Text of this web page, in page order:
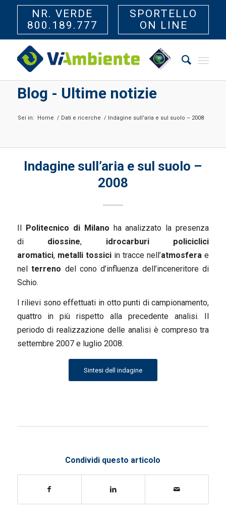
NR. VERDE
800.189.777
SPORTELLO
ON LINE
Blog - Ultime notizie
Sei in: Home / Dati e ricerche / Indagine sull’aria e sul suolo – 2008
Indagine sull’aria e sul suolo –
2008
Il Politecnico di Milano ha analizzato la presenza
di diossine, idrocarburi policiclici
aromatici, metalli tossiciin tracce nell’atmosferae
nelterreno del cono d’influenza dell’inceneritore di
Schio.
I rilievi sono effettuati in otto punti di campionamento,
quattro in più rispetto alla precedente analisi. Il
periodo di realizzazione delle analisi è compreso tra
settembre 2007 e luglio 2008.
Sintesi dell indagine
Condividi questo articolo